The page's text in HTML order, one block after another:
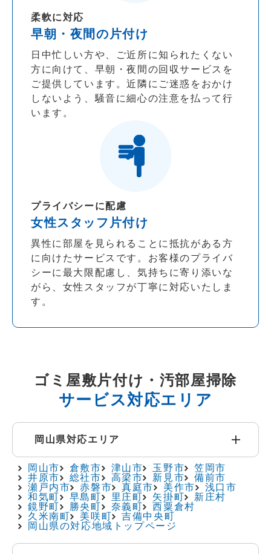
柔軟に対応
早朝・夜間の片付け
日中忙しい方や、ご近所に知られたくない
方に向けて、早朝・夜間の回収サービスを
ご提供しています。近隣にご迷惑をおかけ
しないよう、騒音に細心の注意を払って行
います。
プライバシーに配慮
女性スタッフ片付け
異性に部屋を見られることに抵抗がある方
に向けたサービスです。お客様のプライバ
シーに最大限配慮し、気持ちに寄り添いな
がら、女性スタッフが丁寧に対応いたしま
す。
ゴミ屋敷片付け・汚部屋掃除
サービス対応エリア
岡山県対応エリア
岡山市 倉敷市 津山市 玉野市
笠岡市
井原市
総社市 高梁市 新見市
備前市
瀬戸内市
赤磐市 真庭市 美作市
浅口市
和気町
早島町 里庄町 矢掛町
新庄村
鏡野町
勝央町 奈義町
西粟倉村
久米南町
美咲町
吉備中央町
岡山県の対応地域トップページ